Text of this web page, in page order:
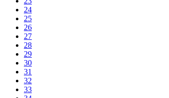
24
25
26
27
28
29
30
31
32
33